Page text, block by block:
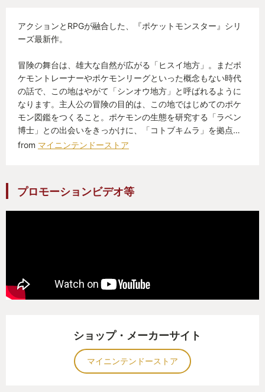
ついて。
先ほどポケモンの警戒度と書きましたが、ここに
もポケモンが大事にしている世界観と絡めたスニー
キングの必要性が示されていたと思います。
舞台は過去作「ポケットモンスターダイヤモンド/
パール」の数百年前。まだ人とポケモンが心を通わ
人はポケモンを恐れ、野生のポケモンは人を見つ
けると攻撃性を露わにして、突進やハイドロポン
攻撃を食らうとプレイヤーはしっかりダメージを
受け、大体2~3回で力尽きて拠点に戻されてしまい
ポケモン世界の人々はたくましい……)。
その恐怖はすさまじく、それまで過去作を遊んで
いて可愛い相棒的存在として慣れ親しんでいたポケ
アクションとRPGが融合した、『ポケットモンスター』シリ
ーズ最新作。
冒険の舞台は、雄大な自然が広がる「ヒスイ地方」。まだポ
ケモントレーナーやポケモンリーグといった概念もない時代
の話で、この地はやがて「シンオウ地方」と呼ばれるように
なります。主人公の冒険の目的は、この地ではじめてのポケ
モン図鑑をつくること。ポケモンの生態を研究する「ラベン
博士」との出会いをきっかけに、「コトブキムラ」を拠点…
from マイニンテンドーストア
プロモーションビデオ等
ショップ・メーカーサイト
マイニンテンドーストア